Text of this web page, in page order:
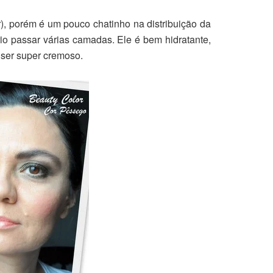
porém é um pouco chatinho na distribuição da
passar várias camadas. Ele é bem hidratante,
super cremoso.